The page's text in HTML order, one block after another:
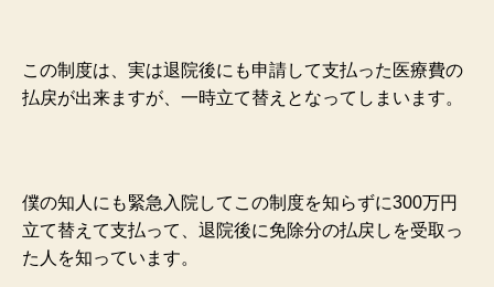
この制度は、実は退院後にも申請して支払った医療費の
払戻が出来ますが、一時立て替えとなってしまいます。
僕の知人にも緊急入院してこの制度を知らずに300万円
立て替えて支払って、退院後に免除分の払戻しを受取っ
た人を知っています。